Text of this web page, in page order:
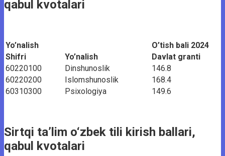
qabul kvotalari
Yo’nalish
O’tish bali 2024
Shifri
Yo’nalish
Davlat granti
60220100
Dinshunoslik
146.8
60220200
Islomshunoslik
168.4
60310300
Psixologiya 149.6
Sirtqi ta’lim o‘zbek tili kirish ballari,
qabul kvotalari